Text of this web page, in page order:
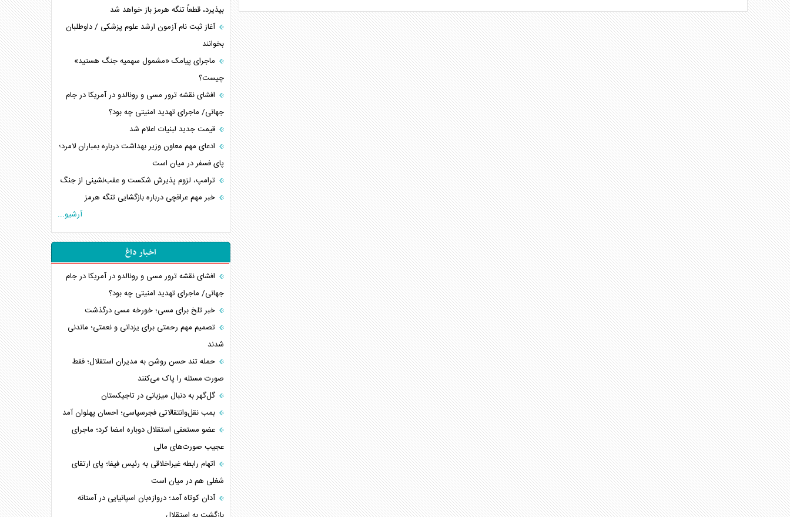
بپذیرد، قطعاً تنگه هرمز باز خواهد شد
آغاز ثبت نام آزمون ارشد علوم پزشکی / داوطلبان
بخوانند
ماجرای پیامک «مشمول سهمیه جنگ هستید»
چیست؟
افشای نقشه ترور مسی و رونالدو در آمریکا در جام
جهانی/ ماجرای تهدید امنیتی چه بود؟
قیمت جدید لبنیات اعلام شد
ادعای مهم معاون وزیر بهداشت درباره بمباران لامرد؛
پای فسفر در میان است
ترامپ، لزوم پذیرش شکست و عقب‌نشینی از جنگ
خبر مهم عراقچی درباره بازگشایی تنگه هرمز
آرشیو...
اخبار داغ
افشای نقشه ترور مسی و رونالدو در آمریکا در جام
جهانی/ ماجرای تهدید امنیتی چه بود؟
خبر تلخ برای مسی؛ خورخه مسی درگذشت
تصمیم مهم رحمتی برای یزدانی و نعمتی؛ ماندنی
شدند
حمله تند حسن روشن به مدیران استقلال؛ فقط
صورت مسئله را پاک می‌کنند
گل‌گهر به دنبال میزبانی در تاجیکستان
بمب نقل‌وانتقالاتی فجرسپاسی؛ احسان پهلوان آمد
عضو مستعفی استقلال دوباره امضا کرد؛ ماجرای
عجیب صورت‌های مالی
اتهام رابطه غیراخلاقی به رئیس فیفا؛ پای ارتقای
شغلی هم در میان است
آدان کوتاه آمد؛ دروازه‌بان اسپانیایی در آستانه